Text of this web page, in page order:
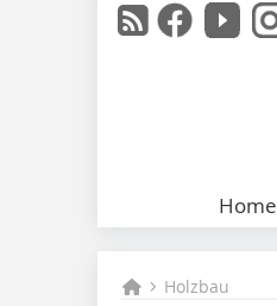
Home
Holzbau